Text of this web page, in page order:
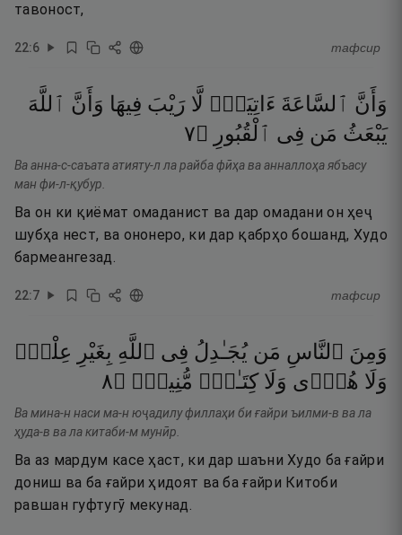
тавоност,
22:6 тафсир
وَأَنَّ ٱلسَّاعَةَ ءَاتِيَةٌۭ لَّا رَيْبَ فِيهَا وَأَنَّ ٱللَّهَ
يَبْعَثُ مَن فِى ٱلْقُبُورِ ۝٧
Ва анна-с-саъата атияту-л ла райба фӣҳа ва анналлоҳа ябъасу
ман фи-л-қубур.
Ва он ки қиёмат омаданист ва дар омадани он ҳеҷ
шубҳа нест, ва ононеро, ки дар қабрҳо бошанд, Худо
бармеангезад.
22:7 тафсир
وَمِنَ ٱلنَّاسِ مَن يُجَـٰدِلُ فِى ٱللَّهِ بِغَيْرِ عِلْمٍۢ
وَلَا هُدًۭى وَلَا كِتَـٰبٍۢ مُّنِيرٍۢ ۝٨
Ва мина-н наси ма-н юҷадилу филлаҳи би ғайри ъилми-в ва ла
ҳуда-в ва ла китаби-м мунӣр.
Ва аз мардум касе ҳаст, ки дар шаъни Худо ба ғайри
дониш ва ба ғайри ҳидоят ва ба ғайри Китоби
равшан гуфтугӯ мекунад.